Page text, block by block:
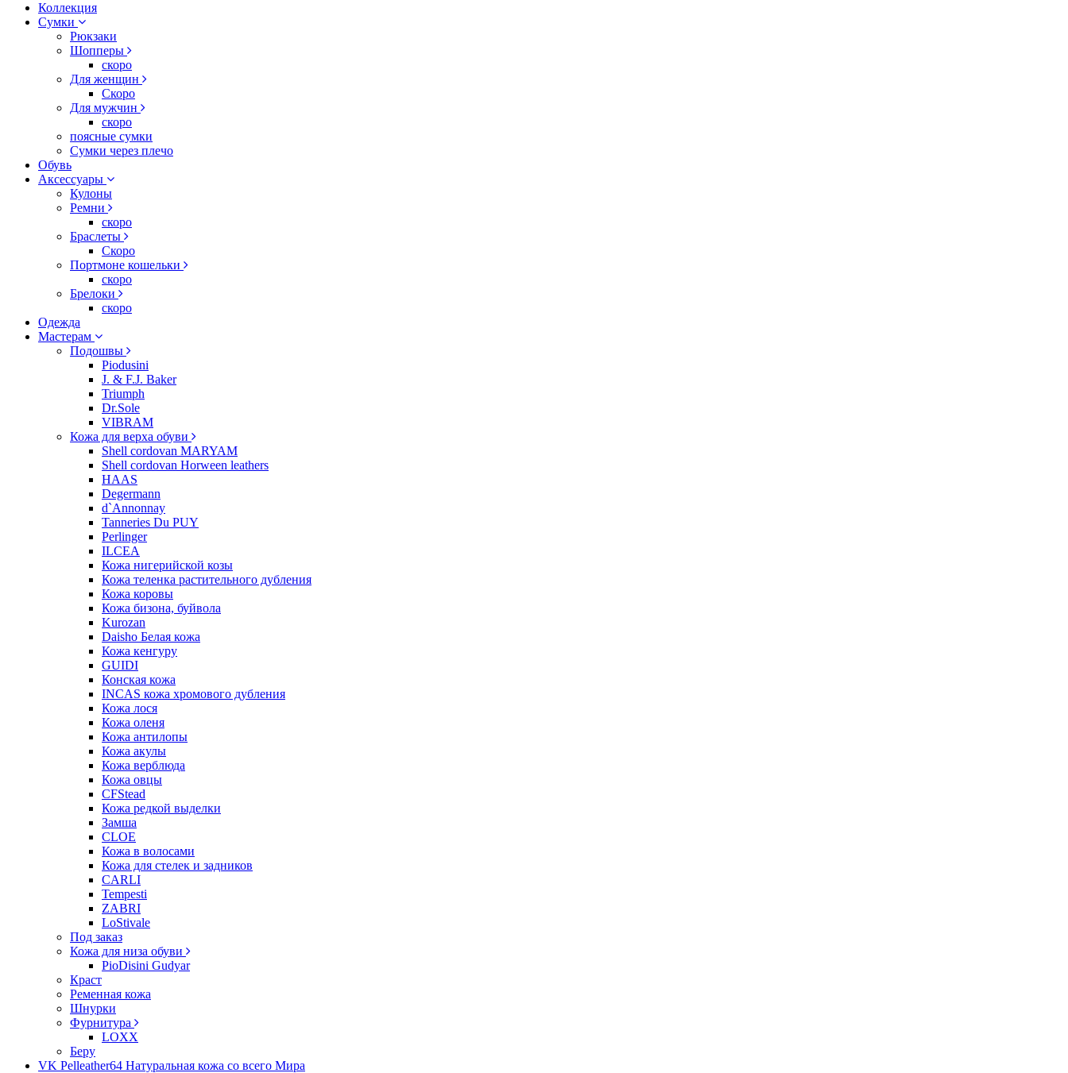
Коллекция
Сумки
Рюкзаки
Шопперы
скоро
Для женщин
Скоро
Для мужчин
скоро
поясные сумки
Сумки через плечо
Обувь
Аксессуары
Кулоны
Ремни
скоро
Браслеты
Скоро
Портмоне кошельки
скоро
Брелоки
скоро
Одежда
Мастерам
Подошвы
Piodusini
J. & F.J. Baker
Triumph
Dr.Sole
VIBRAM
Кожа для верха обуви
Shell cordovan MARYAM
Shell cordovan Horween leathers
HAAS
Degermann
d`Annonnay
Tanneries Du PUY
Perlinger
ILCEA
Кожа нигерийской козы
Кожа теленка растительного дубления
Кожа коровы
Кожа бизона, буйвола
Kurozan
Daisho Белая кожа
Кожа кенгуру
GUIDI
Конская кожа
INCAS кожа хромового дубления
Кожа лося
Кожа оленя
Кожа антилопы
Кожа акулы
Кожа верблюда
Кожа овцы
CFStead
Кожа редкой выделки
Замша
CLOE
Кожа в волосами
Кожа для стелек и задников
CARLI
Tempesti
ZABRI
LoStivale
Под заказ
Кожа для низа обуви
PioDisini Gudyar
Краст
Ременная кожа
Шнурки
Фурнитура
LOXX
Беру
VK Pelleather64 Натуральная кожа со всего Мира